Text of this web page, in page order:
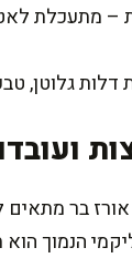
– מתעכלת
גלוטן,
בר מתאים
הנמוך